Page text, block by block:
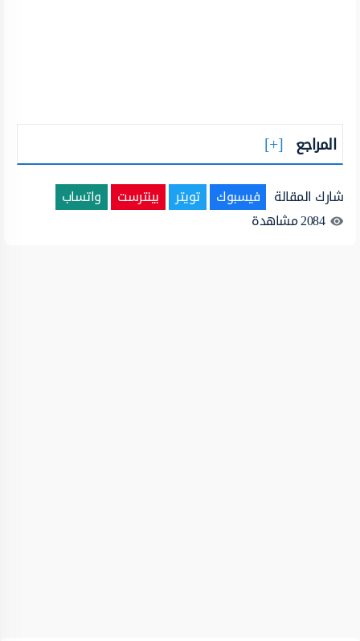
المراجع
شارك المقالة فيسبوك تويتر بينترست
واتساب
2084مشاهدة